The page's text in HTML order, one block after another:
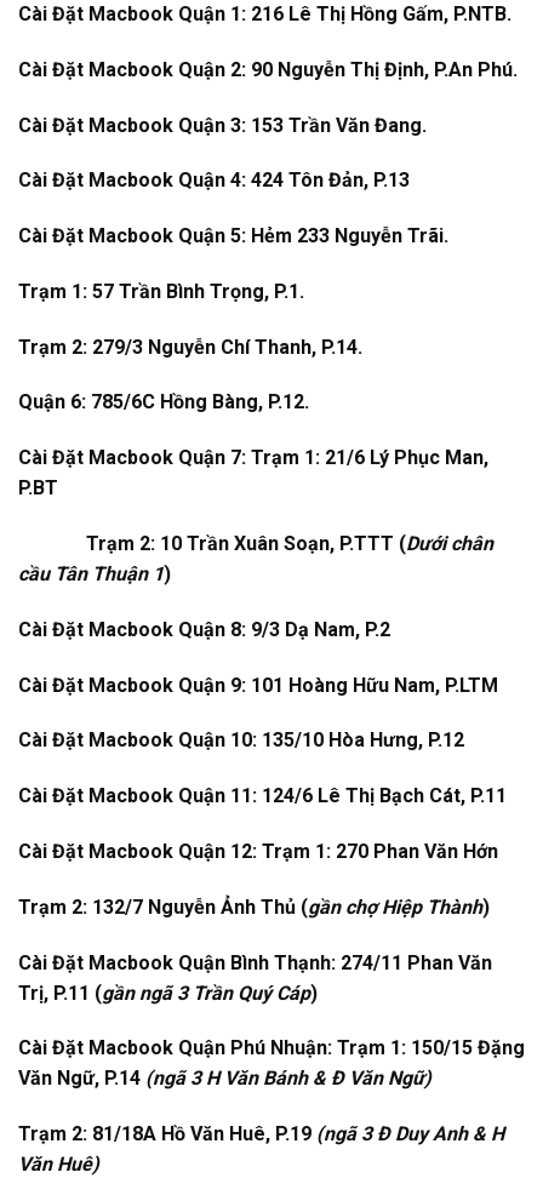
Cài Đặt Macbook Quận 1: 216 Lê Thị Hồng Gấm, P.NTB.
Cài Đặt Macbook Quận 2: 90 Nguyễn Thị Định, P.An Phú.
Cài Đặt Macbook Quận 3: 153 Trần Văn Đang.
Cài Đặt Macbook Quận 4: 424 Tôn Đản, P.13
Cài Đặt Macbook Quận 5: Hẻm 233 Nguyễn Trãi.
Trạm 1: 57 Trần Bình Trọng, P.1.
Trạm 2: 279/3 Nguyễn Chí Thanh, P.14.
Quận 6: 785/6C Hồng Bàng, P.12.
Cài Đặt Macbook Quận 7: Trạm 1: 21/6 Lý Phục Man,
P.BT
Trạm 2: 10 Trần Xuân Soạn, P.TTT (Dưới chân
cầu Tân Thuận 1)
Cài Đặt Macbook Quận 8: 9/3 Dạ Nam, P.2
Cài Đặt Macbook Quận 9: 101 Hoàng Hữu Nam, P.LTM
Cài Đặt Macbook Quận 10: 135/10 Hòa Hưng, P.12
Cài Đặt Macbook Quận 11: 124/6 Lê Thị Bạch Cát, P.11
Cài Đặt Macbook Quận 12: Trạm 1: 270 Phan Văn Hớn
Trạm 2: 132/7 Nguyễn Ảnh Thủ (gần chợ Hiệp Thành)
Cài Đặt Macbook Quận Bình Thạnh: 274/11 Phan Văn
Trị, P.11 (gần ngã 3 Trần Quý Cáp)
Cài Đặt Macbook Quận Phú Nhuận: Trạm 1: 150/15 Đặng
Văn Ngữ, P.14 (ngã 3 H Văn Bánh & Đ Văn Ngữ)
Trạm 2: 81/18A Hồ Văn Huê, P.19 (ngã 3 Đ Duy Anh & H
Văn Huê)